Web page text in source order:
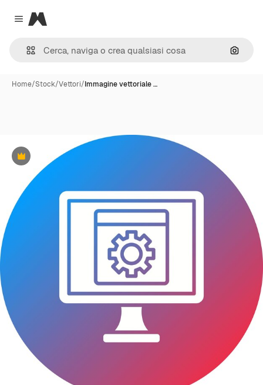
Close menu
Magnific
Cerca
Home/Stock/Vettori/Immagine vettoriale …
Premium